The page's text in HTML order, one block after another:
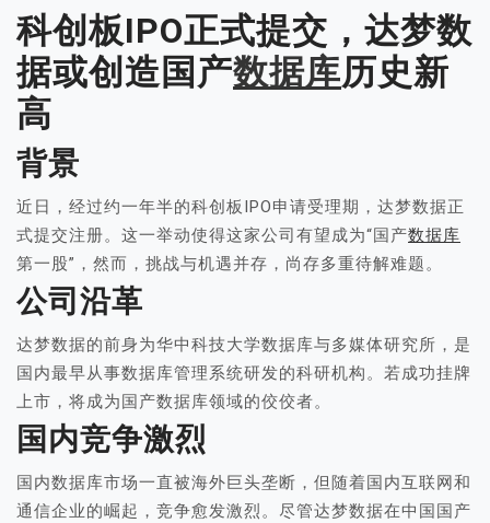
科创板IPO正式提交，达梦数
据或创造国产数据库历史新
高
背景
近日，经过约一年半的科创板IPO申请受理期，达梦数据正
式提交注册。这一举动使得这家公司有望成为“国产数据库
第一股”，然而，挑战与机遇并存，尚存多重待解难题。
公司沿革
达梦数据的前身为华中科技大学数据库与多媒体研究所，是
国内最早从事数据库管理系统研发的科研机构。若成功挂牌
上市，将成为国产数据库领域的佼佼者。
国内竞争激烈
国内数据库市场一直被海外巨头垄断，但随着国内互联网和
通信企业的崛起，竞争愈发激烈。尽管达梦数据在中国国产